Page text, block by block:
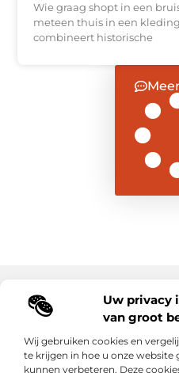
Uw privacy
van groot
Wij gebruiken cookies en
te krijgen in hoe u onze
kunnen verbeteren. Deze
Wie graag shopt in een
meteen thuis in een
combineert historische
Main Links